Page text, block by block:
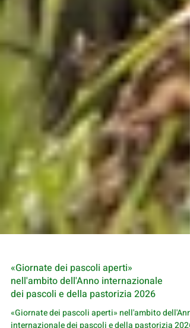
«Giornate dei pascoli aperti»
nell'ambito dell'Anno internazionale